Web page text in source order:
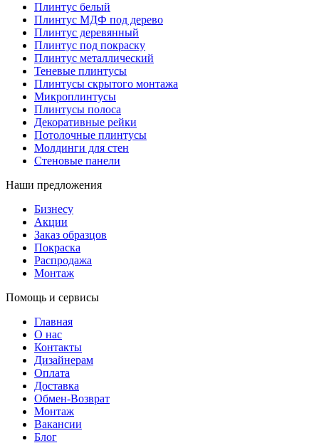
Плинтус белый
Плинтус МДФ под дерево
Плинтус деревянный
Плинтус под покраску
Плинтус металлический
Теневые плинтусы
Плинтусы скрытого монтажа
Микроплинтусы
Плинтусы полоса
Декоративные рейки
Потолочные плинтусы
Молдинги для стен
Стеновые панели
Наши предложения
Бизнесу
Акции
Заказ образцов
Покраска
Распродажа
Монтаж
Помощь и сервисы
Главная
О нас
Контакты
Дизайнерам
Оплата
Доставка
Обмен-Возврат
Монтаж
Вакансии
Блог